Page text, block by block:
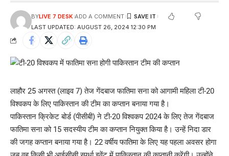
LAST UPDATED: AUGUST 26, 2024 12:30 PM
BYLIVE 7 DESK ADD A COMMENT
लाहौर 25 अगस्त (लाइव 7) तेज गेंदबाज फातिमा सना को आगामी महिला टी-20
विश्वकप के लिए पाकिस्तान की टीम का कप्तान बनाया गया है।
पाकिस्तान क्रिकेट बोर्ड (पीसीबी) ने टी-20 विश्वकप 2024 के लिए तेज गेंदबाज
फातिमा सना को 15 सदस्यीय टीम का कप्तान नियुक्त किया है। उन्हें निदा डार
की जगह कप्तान बनाया गया है। 22 वर्षीय फातिमा के लिए यह पहला अवसर होगा